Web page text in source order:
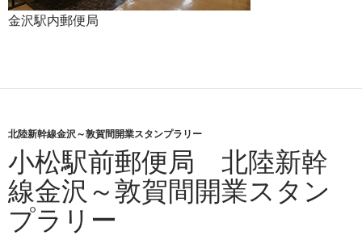
金沢駅内郵便局
北陸新幹線金沢～敦賀間開業スタンプラリー
小松駅前郵便局 北陸新幹
線金沢～敦賀間開業スタン
プラリー